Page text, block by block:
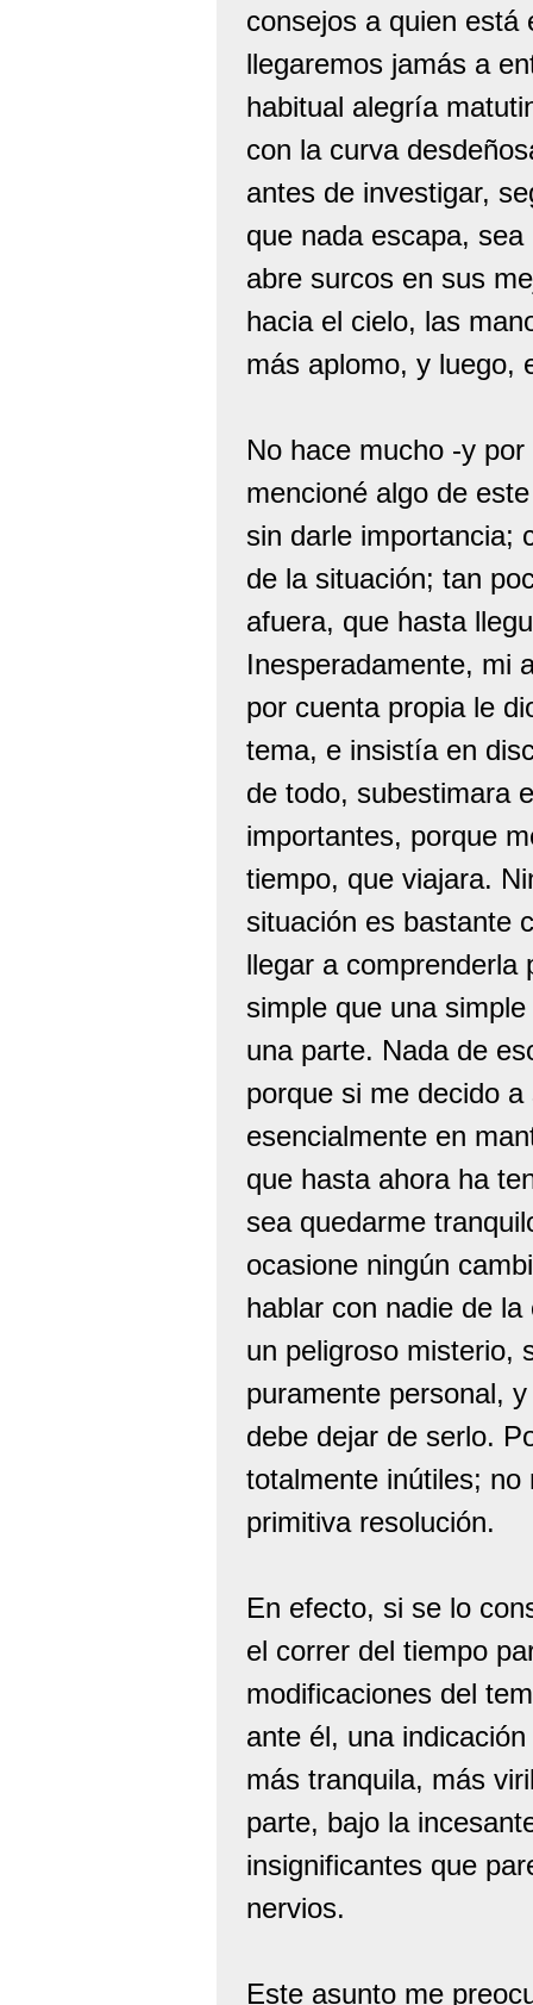
consejos a quien está
llegaremos jamás a
habitual alegría
con la curva
antes de investigar,
que nada escapa,
abre surcos en sus
hacia el cielo, las
más aplomo, y luego,
No hace mucho -y
mencioné algo de
sin darle importancia;
de la situación; tan
afuera, que hasta
Inesperadamente, mi
por cuenta propia le
tema, e insistía en
de todo, subestimara
importantes, porque
tiempo, que viajara.
situación es bastante
llegar a comprenderla
simple que una
una parte. Nada de
porque si me decido
esencialmente en
que hasta ahora ha
sea quedarme
ocasione ningún
hablar con nadie de
un peligroso misterio,
puramente personal,
debe dejar de serlo.
totalmente inútiles;
primitiva resolución.
En efecto, si se lo
el correr del tiempo
modificaciones del
ante él, una
más tranquila, más
parte, bajo la
insignificantes que
nervios.
Este asunto me